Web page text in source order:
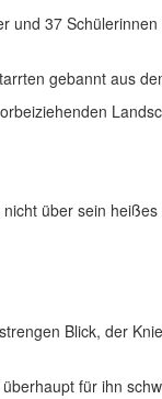
37
gebannt aus
über sein
Blick, der
für ihn